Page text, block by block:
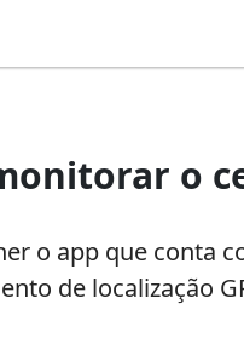
o
o app que conta
de localização